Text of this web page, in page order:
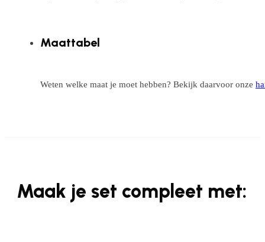
Maattabel
Weten welke maat je moet hebben? Bekijk daarvoor onze
Maak je set compleet met: